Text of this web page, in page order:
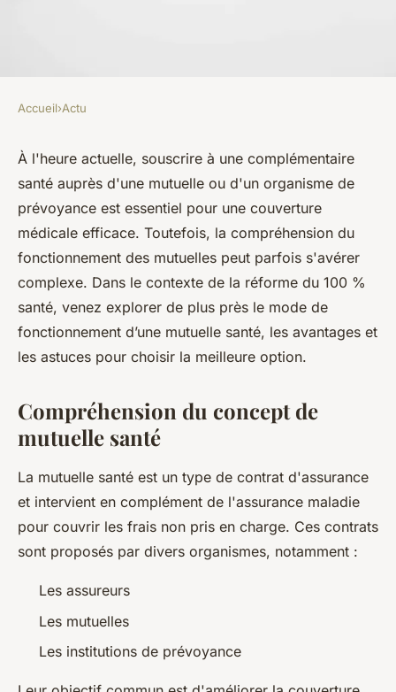
Un guide complet pour
comprendre les mutuelles
santé
lothaire•14 septembre 2023•2 min de lecture
Accueil›Actu
À l'heure actuelle, souscrire à une complémentaire
santé auprès d'une mutuelle ou d'un organisme de
prévoyance est essentiel pour une couverture
médicale efficace. Toutefois, la compréhension du
fonctionnement des mutuelles peut parfois s'avérer
complexe. Dans le contexte de la réforme du 100 %
santé, venez explorer de plus près le mode de
fonctionnement d’une mutuelle santé, les avantages et
les astuces pour choisir la meilleure option.
Compréhension du concept de
mutuelle santé
La mutuelle santé est un type de contrat d'assurance
et intervient en complément de l'assurance maladie
pour couvrir les frais non pris en charge. Ces contrats
sont proposés par divers organismes, notamment :
Les assureurs
Les mutuelles
Les institutions de prévoyance